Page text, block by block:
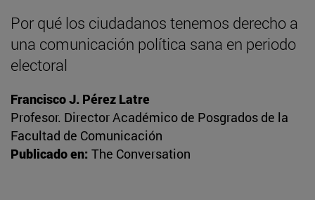
Por qué los ciudadanos tenemos derecho a
una comunicación política sana en periodo
electoral
Francisco J. Pérez Latre
Profesor. Director Académico de Posgrados de la
Facultad de Comunicación
Publicado en: The Conversation